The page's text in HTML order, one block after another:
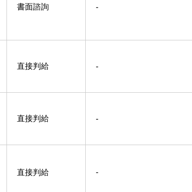
書面諮詢 -
直接判給 -
直接判給 -
直接判給 -